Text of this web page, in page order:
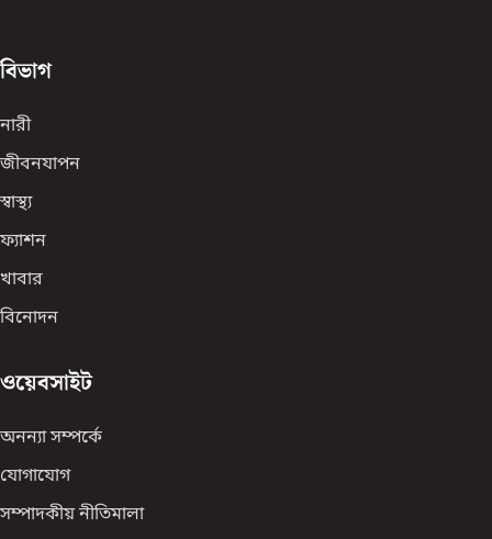
বিভাগ
নারী
জীবনযাপন
স্বাস্থ্য
ফ্যাশন
খাবার
বিনোদন
ওয়েবসাইট
অনন্যা সম্পর্কে
যোগাযোগ
সম্পাদকীয় নীতিমালা